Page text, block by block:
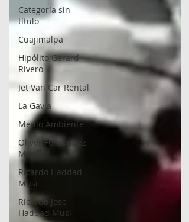
Categoría sin
título
Cuajimalpa
Hipólito Gerard
Rivero
Jet Van Car Rental
La Gavia
Medio Ambiente
Oliver Fernández
Mena
Ricardo Haddad
Musi
Ricardo Jose
Haddad Musi